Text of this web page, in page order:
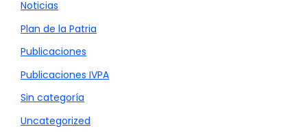
Noticias
Plan de la Patria
Publicaciones
Publicaciones IVPA
Sin categoría
Uncategorized